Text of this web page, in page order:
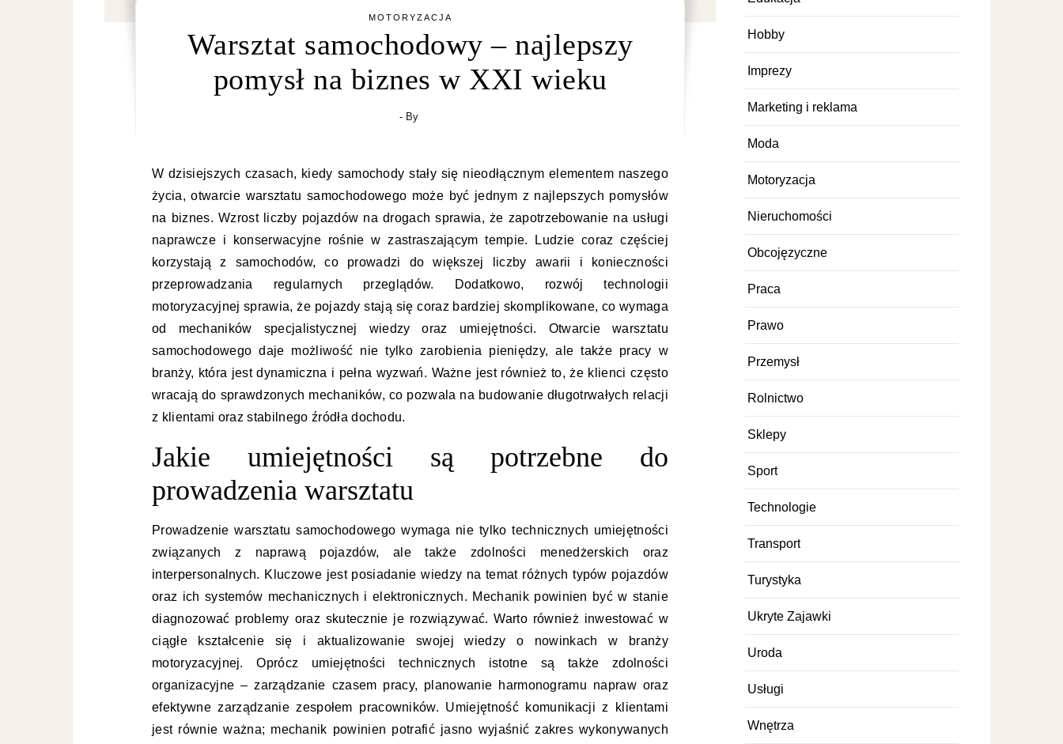
MOTORYZACJA
Warsztat samochodowy – najlepszy
pomysł na biznes w XXI wieku
- By
W dzisiejszych czasach, kiedy samochody stały się nieodłącznym elementem naszego
życia, otwarcie warsztatu samochodowego może być jednym z najlepszych pomysłów
na biznes. Wzrost liczby pojazdów na drogach sprawia, że zapotrzebowanie na usługi
naprawcze i konserwacyjne rośnie w zastraszającym tempie. Ludzie coraz częściej
korzystają z samochodów, co prowadzi do większej liczby awarii i konieczności
przeprowadzania regularnych przeglądów. Dodatkowo, rozwój technologii
motoryzacyjnej sprawia, że pojazdy stają się coraz bardziej skomplikowane, co wymaga
od mechaników specjalistycznej wiedzy oraz umiejętności. Otwarcie warsztatu
samochodowego daje możliwość nie tylko zarobienia pieniędzy, ale także pracy w
branży, która jest dynamiczna i pełna wyzwań. Ważne jest również to, że klienci często
wracają do sprawdzonych mechaników, co pozwala na budowanie długotrwałych relacji
z klientami oraz stabilnego źródła dochodu.
Jakie umiejętności są potrzebne do
prowadzenia warsztatu
Prowadzenie warsztatu samochodowego wymaga nie tylko technicznych umiejętności
związanych z naprawą pojazdów, ale także zdolności menedżerskich oraz
interpersonalnych. Kluczowe jest posiadanie wiedzy na temat różnych typów pojazdów
oraz ich systemów mechanicznych i elektronicznych. Mechanik powinien być w stanie
diagnozować problemy oraz skutecznie je rozwiązywać. Warto również inwestować w
ciągłe kształcenie się i aktualizowanie swojej wiedzy o nowinkach w branży
motoryzacyjnej. Oprócz umiejętności technicznych istotne są także zdolności
organizacyjne – zarządzanie czasem pracy, planowanie harmonogramu napraw oraz
efektywne zarządzanie zespołem pracowników. Umiejętność komunikacji z klientami
jest równie ważna; mechanik powinien potrafić jasno wyjaśnić zakres wykonywanych
Hobby
Imprezy
Marketing i reklama
Moda
Motoryzacja
Nieruchomości
Obcojęzyczne
Praca
Prawo
Przemysł
Rolnictwo
Sklepy
Sport
Technologie
Transport
Turystyka
Ukryte Zajawki
Uroda
Usługi
Wnętrza